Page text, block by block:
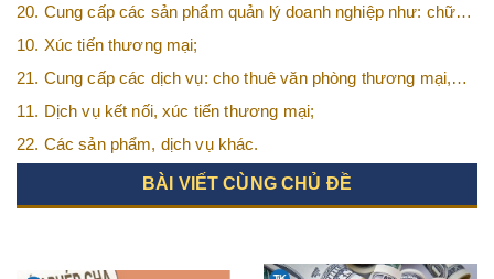
20. Cung cấp các sản phẩm quản lý doanh nghiệp như: chữ
ký số, hóa đơn điện tử, BHXH,…vv
10. Xúc tiến thương mại;
21. Cung cấp các dịch vụ: cho thuê văn phòng thương mại,
văn phòng ảo, văn phòng chia sẻ…vv
11. Dịch vụ kết nối, xúc tiến thương mại;
22. Các sản phẩm, dịch vụ khác.
BÀI VIẾT CÙNG CHỦ ĐỀ